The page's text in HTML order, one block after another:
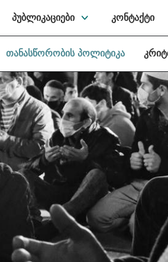
პუბლიკაციები კონტაქტი
თანასწორობის პოლიტიკა